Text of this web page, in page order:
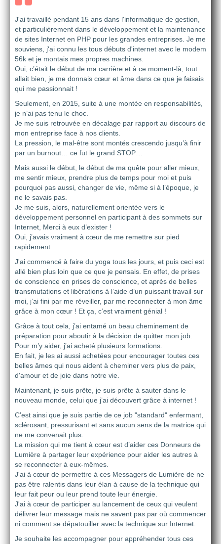
J'ai travaillé pendant 15 ans dans l'informatique de gestion,
et particulièrement dans le développement et la maintenance
de sites Internet en PHP pour les grandes entreprises. Je me
souviens, j'ai connu les tous débuts d'internet avec le modem
56k et je montais mes propres machines.
Oui, c’était le début de ma carrière et à ce moment-là, tout
allait bien, je me donnais cœur et âme dans ce que je faisais
qui me passionnait !
Seulement, en 2015, suite à une montée en responsabilités,
je n’ai pas tenu le choc.
Je me suis retrouvée en décalage par rapport au discours de
mon entreprise face à nos clients.
La pression, le mal-être sont montés crescendo jusqu’à finir
par un burnout… ce fut le grand STOP…
Mais aussi le début, le début de ma quête pour aller mieux,
me sentir mieux, prendre plus de temps pour moi et puis
pourquoi pas aussi, changer de vie, même si à l’époque, je
ne le savais pas.
Je me suis, alors, naturellement orientée vers le
développement personnel en participant à des sommets sur
Internet, Merci à eux d’exister !
Oui, j’avais vraiment à cœur de me remettre sur pied
rapidement.
J'ai commencé à faire du yoga tous les jours, et puis ceci est
allé bien plus loin que ce que je pensais. En effet, de prises
de conscience en prises de conscience, et après de belles
transmutations et libérations à l’aide d’un puissant travail sur
moi, j’ai fini par me réveiller, par me reconnecter à mon âme
grâce à mon cœur ! Et ça, c’est vraiment génial !
Grâce à tout cela, j’ai entamé un beau cheminement de
préparation pour aboutir à la décision de quitter mon job.
Pour m’y aider, j’ai acheté plusieurs formations.
En fait, je les ai aussi achetées pour encourager toutes ces
belles âmes qui nous aident à cheminer vers plus de paix,
d'amour et de joie dans notre vie.
Maintenant, je suis prête, je suis prête à sauter dans le
nouveau monde, celui que j’ai découvert grâce à internet !
C’est ainsi que je suis partie de ce job "standard" enfermant,
sclérosant, pressurisant et sans aucun sens de la matrice qui
ne me convenait plus.
La mission qui me tient à cœur est d’aider ces Donneurs de
Lumière à partager leur expérience pour aider les autres à
se reconnecter à eux-mêmes.
J'ai à cœur de permettre à ces Messagers de Lumière de ne
pas être ralentis dans leur élan à cause de la technique qui
leur fait peur ou leur prend toute leur énergie.
J'ai à cœur de participer au lancement de ceux qui veulent
délivrer leur message mais ne savent pas par où commencer
ni comment se dépatouiller avec la technique sur Internet.
Je souhaite les accompagner pour appréhender tous ces